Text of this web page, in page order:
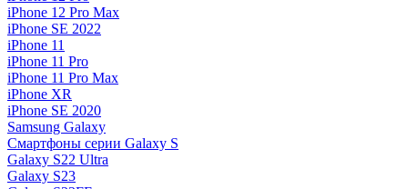
iPhone 12 Pro Max
iPhone SE 2022
iPhone 11
iPhone 11 Pro
iPhone 11 Pro Max
iPhone XR
iPhone SE 2020
Samsung Galaxy
Смартфоны серии Galaxy S
Galaxy S22 Ultra
Galaxy S23